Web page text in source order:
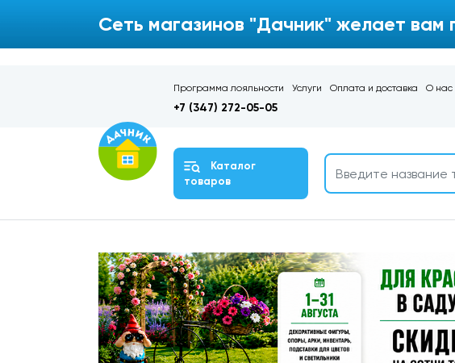
Сеть магазинов "Дачник" желает вам
Программа лояльности Услуги Оплата и доставка О нас
+7 (347) 272-05-05
Каталог
товаров